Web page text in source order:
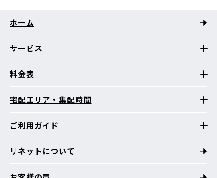
ホーム
サービス
料金表
宅配エリア・集配時間
ご利用ガイド
リネットについて